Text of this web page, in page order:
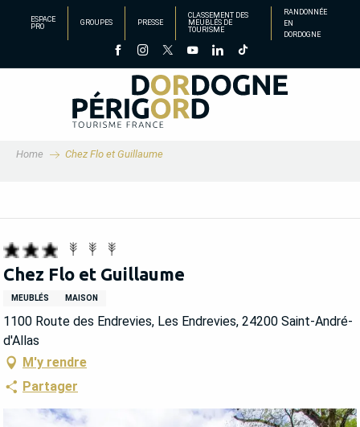
principal
ESPACE
PRO
GROUPES PRESSE
CLASSEMENT DES
MEUBLÉS DE
TOURISME
RANDONNÉE
EN
DORDOGNE
Home Chez Flo et Guillaume
Chez Flo et Guillaume
MEUBLÉS MAISON
1100 Route des Endrevies, Les Endrevies, 24200 Saint-André-
d'Allas
M'y rendre
Partager